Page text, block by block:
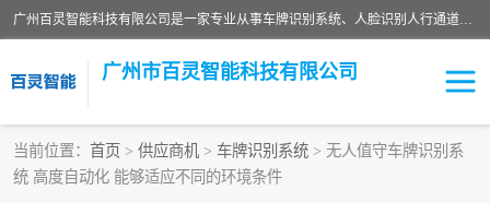
广州百灵智能科技有限公司是一家专业从事车牌识别系统、人脸识别人行通道、安防监控交通设施、停车场智能管理系统、停车场云平台、车牌识别一体机、自动道闸、通道设备、交通设施及交通划线等产品研发、生产和销售的高新技术企业。
广州市百灵智能科技有限公司
当前位置： 首页 > 供应商机 > 车牌识别系统 > 无人值守车牌识别系
统 高度自动化 能够适应不同的环境条件
安防监控红外报警系统 车牌识别系统